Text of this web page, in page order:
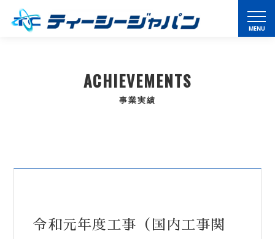
ACHIEVEMENTS
事業実績
令和元年度工事（国内工事関